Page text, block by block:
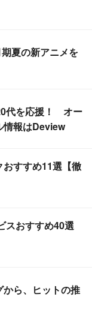
期夏の新アニメを
代を応援！ オー
情報はDeview
すすめ11選【徹
スおすすめ40選
ら、ヒットの推